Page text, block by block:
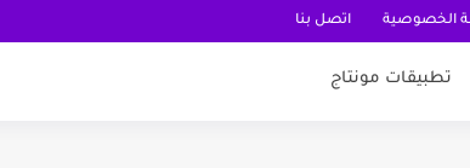
الخصوصية اتصل بنا
تطبيقات مونتاج